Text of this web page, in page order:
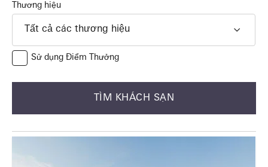
Thương hiệu
Tất cả các thương hiệu
Sử dụng Điểm Thưởng
TÌM KHÁCH SẠN